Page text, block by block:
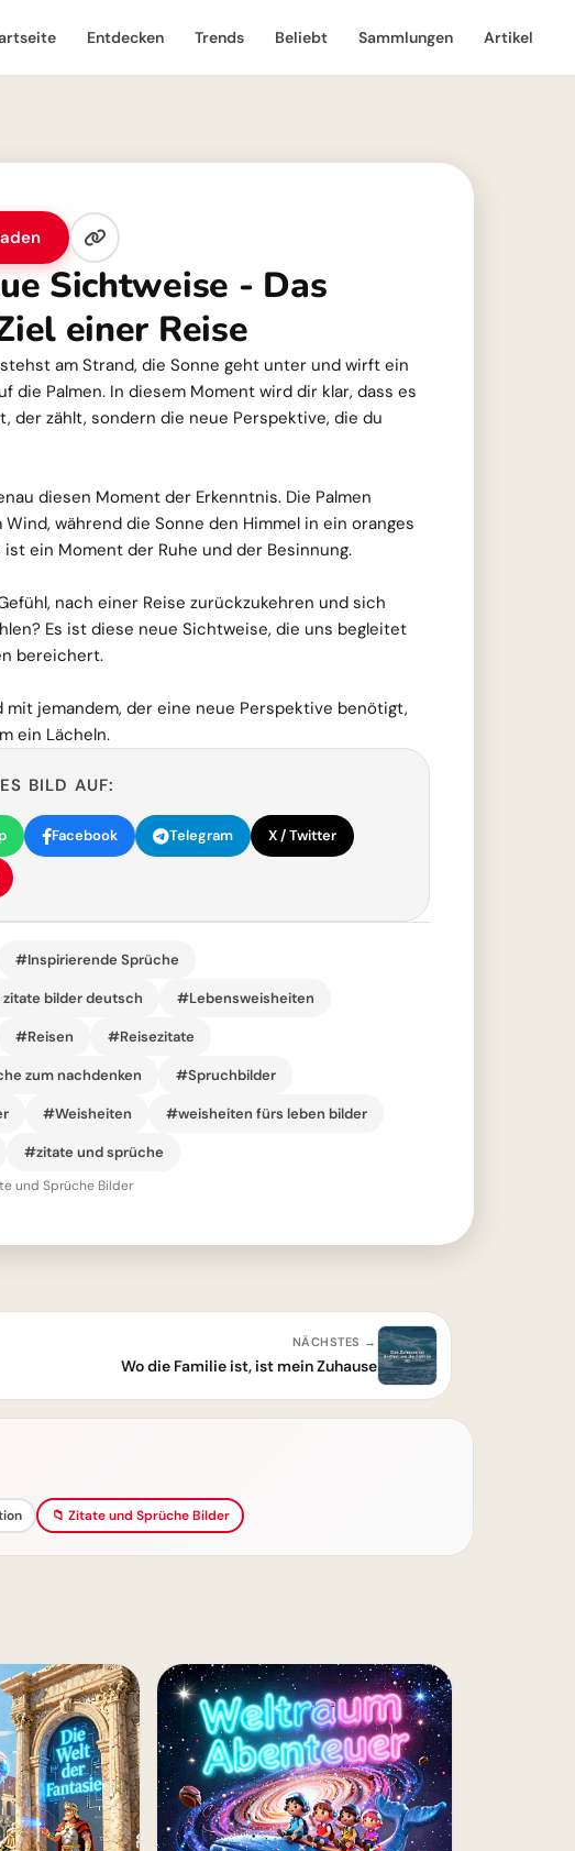
Entdecken Trends Beliebt Sammlungen Artikel
Sichtweise - Das
einer Reise
am Strand, die Sonne geht unter und wirft ein
die Palmen. In diesem Moment wird dir klar, dass es
der zählt, sondern die neue Perspektive, die du
diesen Moment der Erkenntnis. Die Palmen
während die Sonne den Himmel in ein oranges
ein Moment der Ruhe und der Besinnung.
nach einer Reise zurückzukehren und sich
Es ist diese neue Sichtweise, die uns begleitet
bereichert.
mit jemandem, der eine neue Perspektive benötigt,
ein Lächeln.
BILD AUF:
Facebook Telegram X / Twitter
#Inspirierende Sprüche
bilder deutsch #Lebensweisheiten
#Reisen #Reisezitate
zum nachdenken #Spruchbilder
#Weisheiten #weisheiten fürs leben bilder
#zitate und sprüche
und Sprüche Bilder
NÄCHSTES →
Wo die Familie ist, ist mein Zuhause
📁 Zitate und Sprüche Bilder